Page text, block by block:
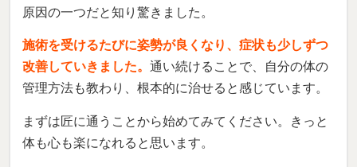
原因の一つだと知り驚きました。
施術を受けるたびに姿勢が良くなり、症状も少しずつ
改善していきました。 通い続けることで、自分の体の
管理方法も教わり、根本的に治せると感じています。
まずは匠に通うことから始めてみてください。きっと
体も心も楽になれると思います。